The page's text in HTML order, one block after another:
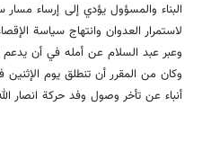
البناء والمسؤول يؤدي إلى إرساء
لاستمرار العدوان وانتهاج سياسة
وعبر عبد السلام عن أمله في أن يدعم
وكان من المقرر أن تنطلق يوم
أنباء عن تأخر وصول وفد حركة انصار